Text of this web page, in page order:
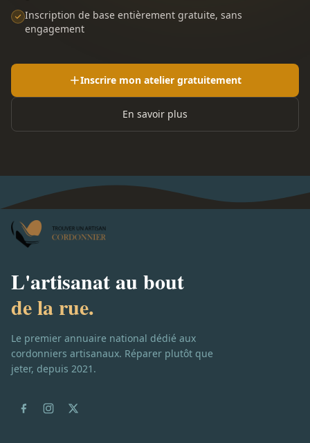
Inscription de base entièrement gratuite, sans
engagement
Inscrire mon atelier gratuitement
En savoir plus
L'artisanat au bout
de la rue.
Le premier annuaire national dédié aux
cordonniers artisanaux. Réparer plutôt que
jeter, depuis 2021.